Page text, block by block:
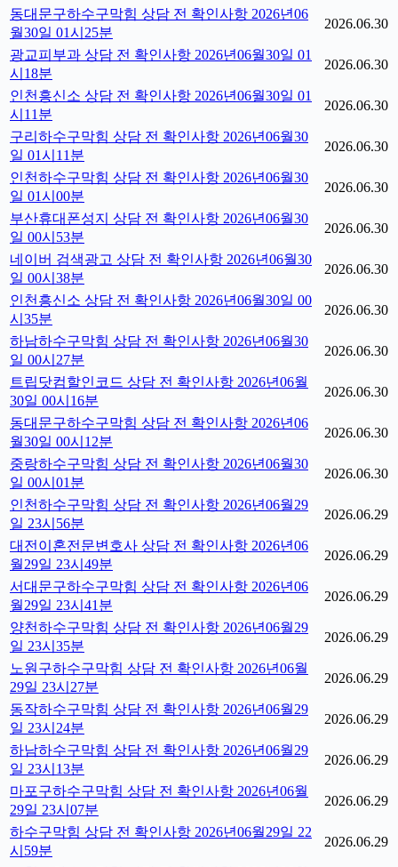
동대문구하수구막힘 상담 전 확인사항 2026년06
월30일 01시25분
2026.06.30
광교피부과 상담 전 확인사항 2026년06월30일 01
시18분
2026.06.30
인천흥신소 상담 전 확인사항 2026년06월30일 01
시11분
2026.06.30
구리하수구막힘 상담 전 확인사항 2026년06월30
일 01시11분
2026.06.30
인천하수구막힘 상담 전 확인사항 2026년06월30
일 01시00분
2026.06.30
부산휴대폰성지 상담 전 확인사항 2026년06월30
일 00시53분
2026.06.30
네이버 검색광고 상담 전 확인사항 2026년06월30
일 00시38분
2026.06.30
인천흥신소 상담 전 확인사항 2026년06월30일 00
시35분
2026.06.30
하남하수구막힘 상담 전 확인사항 2026년06월30
일 00시27분
2026.06.30
트립닷컴할인코드 상담 전 확인사항 2026년06월
30일 00시16분
2026.06.30
동대문구하수구막힘 상담 전 확인사항 2026년06
월30일 00시12분
2026.06.30
중랑하수구막힘 상담 전 확인사항 2026년06월30
일 00시01분
2026.06.30
인천하수구막힘 상담 전 확인사항 2026년06월29
일 23시56분
2026.06.29
대전이혼전문변호사 상담 전 확인사항 2026년06
월29일 23시49분
2026.06.29
서대문구하수구막힘 상담 전 확인사항 2026년06
월29일 23시41분
2026.06.29
양천하수구막힘 상담 전 확인사항 2026년06월29
일 23시35분
2026.06.29
노원구하수구막힘 상담 전 확인사항 2026년06월
29일 23시27분
2026.06.29
동작하수구막힘 상담 전 확인사항 2026년06월29
일 23시24분
2026.06.29
하남하수구막힘 상담 전 확인사항 2026년06월29
일 23시13분
2026.06.29
마포구하수구막힘 상담 전 확인사항 2026년06월
29일 23시07분
2026.06.29
하수구막힘 상담 전 확인사항 2026년06월29일 22
시59분
2026.06.29